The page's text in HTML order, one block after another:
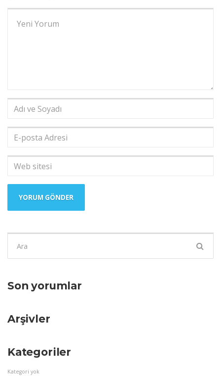
Adı
Soyadı*
posta
Adresi*
Web
ara:
Son yorumlar
Arşivler
Kategoriler
Kategori yok